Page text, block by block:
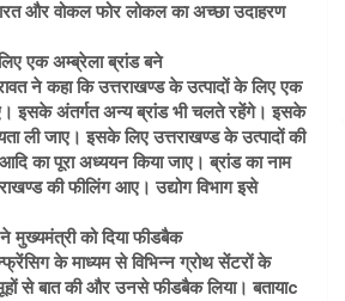
और वोकल फोर लोकल का अच्छा उदाहरण
एक अम्ब्रेला ब्रांड बने
ने कहा कि उत्तराखण्ड के उत्पादों के लिए एक
इसके अंतर्गत अन्य ब्रांड भी चलते रहेंगे। इसके
ली जाए। इसके लिए उत्तराखण्ड के उत्पादों की
आदि का पूरा अध्ययन किया जाए। ब्रांड का नाम
की फीलिंग आए। उद्योग विभाग इसे
मुख्यमंत्री को दिया फीडबैक
के माध्यम से विभिन्न ग्रोथ सेंटरों के
से बात की और उनसे फीडबैक लिया। बतायाc